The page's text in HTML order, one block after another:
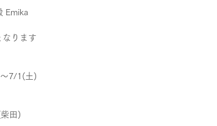
Emika
ります
～7/1(土)
田)